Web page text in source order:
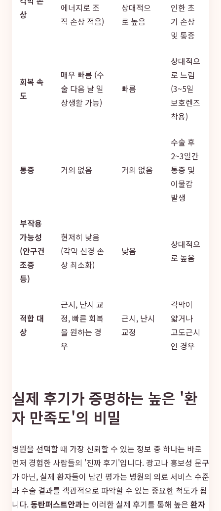
상
에너지로 조
직 손상 적음)
상대적으
로 높음
인한 초
기 손상
및 통증
회복 속
도
매우 빠름 (수
술 다음 날 일
상생활 가능)
빠름
상대적으
로 느림
(3~5일
보호렌즈
착용)
통증 거의 없음 거의 없음
수술 후
2~3일간
통증 및
이물감
발생
부작용
가능성
(안구건
조증
등)
현저히 낮음
(각막 신경 손
상 최소화)
낮음
상대적으
로 높음
적합 대
상
근시, 난시 교
정, 빠른 회복
을 원하는 경
우
근시, 난시
교정
각막이
얇거나
고도근시
인 경우
실제 후기가 증명하는 높은 '환
자 만족도'의 비밀
병원을 선택할 때 가장 신뢰할 수 있는 정보 중 하나는 바로
먼저 경험한 사람들의 '진짜 후기'입니다. 광고나 홍보성 문구
가 아닌, 실제 환자들이 남긴 평가는 병원의 의료 서비스 수준
과 수술 결과를 객관적으로 파악할 수 있는 중요한 척도가 됩
니다.동탄퍼스트안과는 이러한 실제 후기를 통해 높은 환자